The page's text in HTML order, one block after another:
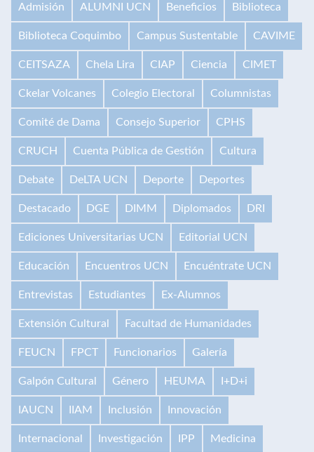
Admisión ALUMNI UCN Beneficios Biblioteca
Biblioteca Coquimbo Campus Sustentable CAVIME
CEITSAZA Chela Lira CIAP Ciencia CIMET
Ckelar Volcanes Colegio Electoral Columnistas
Comité de Dama Consejo Superior CPHS
CRUCH Cuenta Pública de Gestión Cultura
Debate DeLTA UCN Deporte Deportes
Destacado DGE DIMM Diplomados DRI
Ediciones Universitarias UCN Editorial UCN
Educación Encuentros UCN Encuéntrate UCN
Entrevistas Estudiantes Ex-Alumnos
Extensión Cultural Facultad de Humanidades
FEUCN FPCT Funcionarios Galería
Galpón Cultural Género HEUMA I+D+i
IAUCN IIAM Inclusión Innovación
Internacional Investigación IPP Medicina